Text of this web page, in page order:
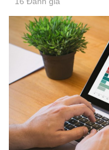
Excel Nâng Cao
Excel Kế Toán
Powerpoint